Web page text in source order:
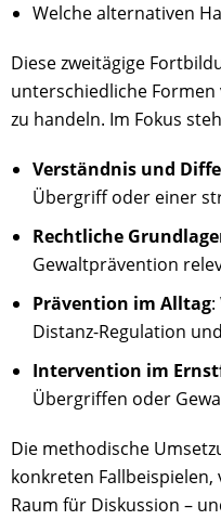
Welche alternativen
Diese zweitägige
unterschiedliche
zu handeln. Im Fokus
Verständnis und
Übergriff oder einer
Rechtliche
Gewaltprävention
Prävention im Alltag
Distanz-Regulation
Intervention im
Übergriffen oder
Die methodische
konkreten
Raum für Diskussion –